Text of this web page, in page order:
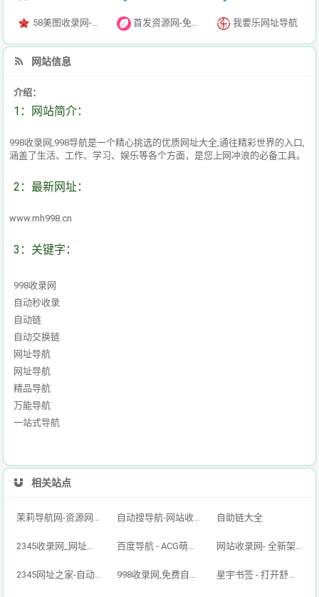
58美图收录网-自动收录网站-流量交换-自动链 首发资源网-免费资源下载-最新php源码下载-热门资源下载 我要乐网址导航
网站信息
介绍：
1：网站简介：
998收录网,998导航是一个精心挑选的优质网址大全,通往精彩世界的入口,
涵盖了生活、工作、学习、娱乐等各个方面，是您上网冲浪的必备工具。
2：最新网址：
www.mh998.cn
3：关键字：
998收录网
自动秒收录
自动链
自动交换链
网址导航
网址导航
精品导航
万能导航
一站式导航
相关站点
茉莉导航网-资源网址导航,汇集各大资源网,全网优质技术教程网 自动搜导航-网站收录-自动收录网-网址收录-自动秒收录 自助链大全
2345收录网_网址导航_免费收录网站_自动收录网_秒收录 百度导航 - ACG萌次元丨ACG导航网丨二次元导航丨资源网导航丨福利网址导航 - BaiDu导航 网站收录网- 全新架构自动秒收录网址导航，实现自主提交，自动化收录，打造百万网址库
2345网址之家-自动秒收录,好网址导航 998收录网,免费自动秒收录网址,提供自动收录,网站导航大全源码,自动链,友情链接交换。 星宇书签 - 打开舒适旅程，畅享资源之旅